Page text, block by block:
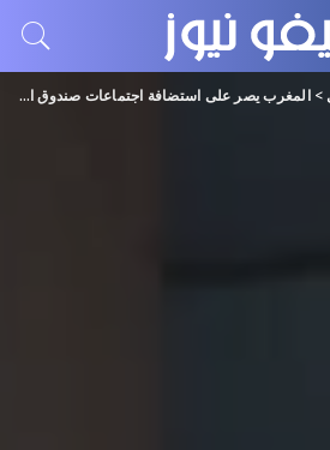
>المغرب يصر على استضافة اجتماعات صندوق النقد والبنك الدوليين